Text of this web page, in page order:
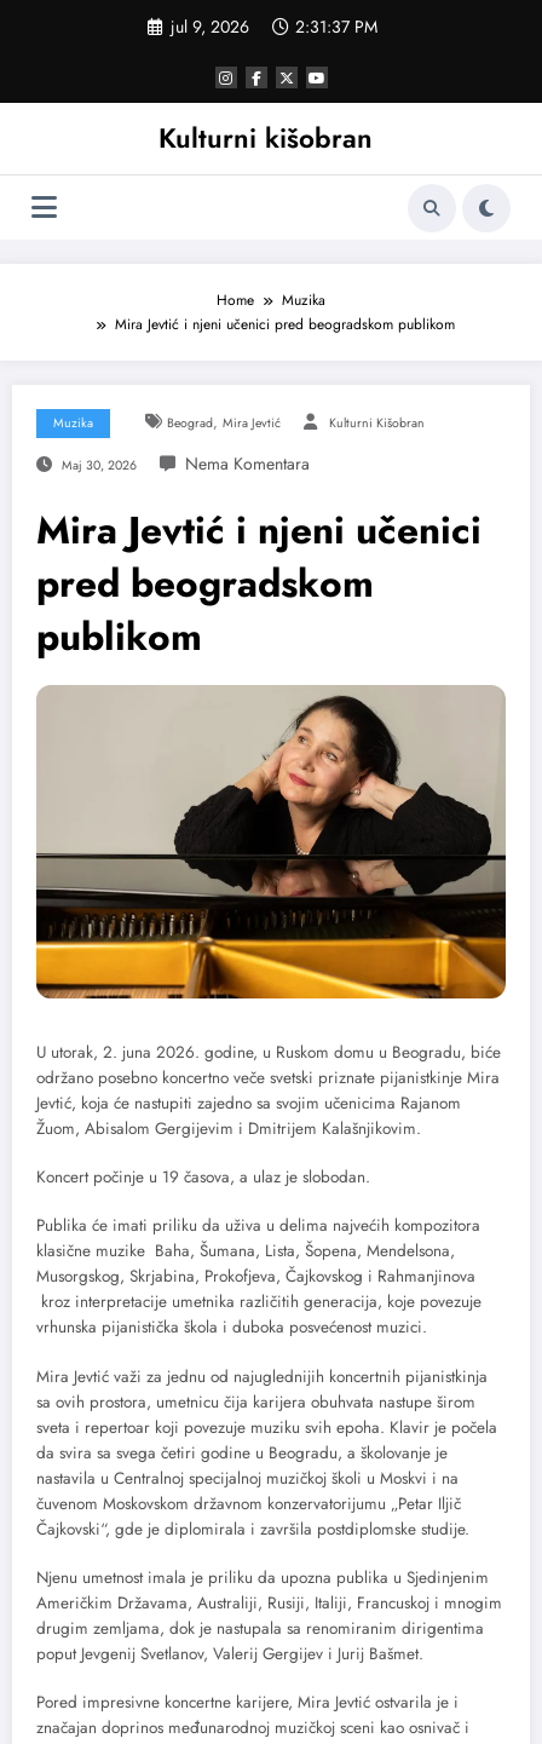
jul 9, 2026 2:31:38 PM
Kulturni kišobran
Home
Muzika
Mira Jevtić i njeni učenici pred beogradskom publikom
Muzika Beograd, Mira Jevtić Kulturni Kišobran
Maj 30, 2026
Mira Jevtić i njeni učenici
pred beogradskom
publikom
U utorak, 2. juna 2026. godine, u Ruskom domu u Beogradu, biće
održano posebno koncertno veče svetski priznate pijanistkinje Mira
Jevtić, koja će nastupiti zajedno sa svojim učenicima Rajanom
Žuom, Abisalom Gergijevim i Dmitrijem Kalašnjikovim.
Koncert počinje u 19 časova, a ulaz je slobodan.
Publika će imati priliku da uživa u delima najvećih kompozitora
klasične muzike Baha, Šumana, Lista, Šopena, Mendelsona,
Musorgskog, Skrjabina, Prokofjeva, Čajkovskog i Rahmanjinova
kroz interpretacije umetnika različitih generacija, koje povezuje
vrhunska pijanistička škola i duboka posvećenost muzici.
Mira Jevtić važi za jednu od najuglednijih koncertnih pijanistkinja
sa ovih prostora, umetnicu čija karijera obuhvata nastupe širom
sveta i repertoar koji povezuje muziku svih epoha. Klavir je počela
da svira sa svega četiri godine u Beogradu, a školovanje je
nastavila u Centralnoj specijalnoj muzičkoj školi u Moskvi i na
čuvenom Moskovskom državnom konzervatorijumu „Petar Iljič
Čajkovski“, gde je diplomirala i završila postdiplomske studije.
Njenu umetnost imala je priliku da upozna publika u Sjedinjenim
Američkim Državama, Australiji, Rusiji, Italiji, Francuskoj i mnogim
drugim zemljama, dok je nastupala sa renomiranim dirigentima
poput Jevgenij Svetlanov, Valerij Gergijev i Jurij Bašmet.
Pored impresivne koncertne karijere, Mira Jevtić ostvarila je i
značajan doprinos međunarodnoj muzičkoj sceni kao osnivač i